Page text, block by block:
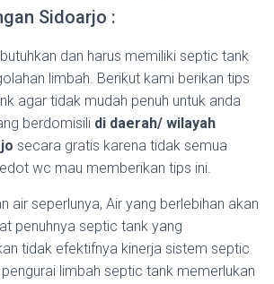
Sidoarjo :
dan harus memiliki septic tank
limbah. Berikut kami berikan tips
agar tidak mudah penuh untuk anda
berdomisili di daerah/ wilayah
secara gratis karena tidak semua
wc mau memberikan tips ini.
air seperlunya, Air yang berlebihan akan
penuhnya septic tank yang
tidak efektifnya kinerja sistem septic
limbah septic tank memerlukan